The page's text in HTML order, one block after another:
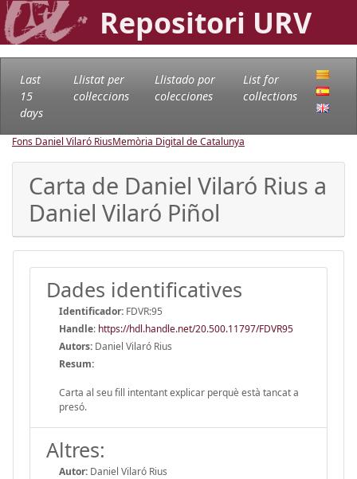
Repositori URV
Last
15
days
Llistat per
col·leccions
Llistado por
colecciones
List for
collections
Fons Daniel Vilaró RiusMemòria Digital de Catalunya
Carta de Daniel Vilaró Rius a
Daniel Vilaró Piñol
Dades identificatives
Identificador: FDVR:95
Handle: https://hdl.handle.net/20.500.11797/FDVR95
Autors: Daniel Vilaró Rius
Resum:
Carta al seu fill intentant explicar perquè està tancat a
presó.
Altres:
Autor: Daniel Vilaró Rius